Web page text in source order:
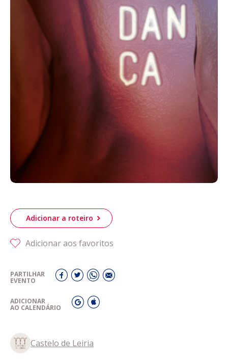
Adicionar a roteiro
Adicionar aos favoritos
PARTILHAR
EVENTO
ADICIONAR
AO CALENDÁRIO
Castelo de Leiria